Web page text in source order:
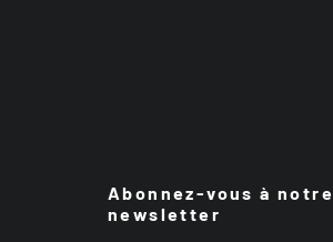
Abonnez-vous à notre
newsletter